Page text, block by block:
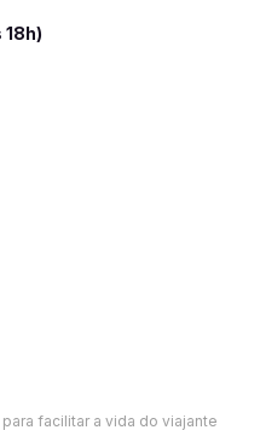
facilitar a vida do viajante